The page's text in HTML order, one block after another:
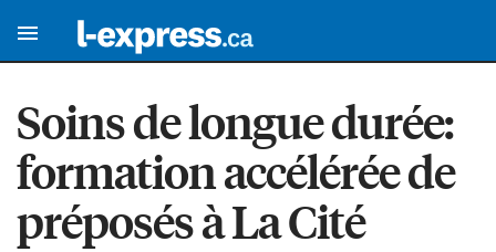
Soins de longue durée:
formation accélérée de
préposés à La Cité